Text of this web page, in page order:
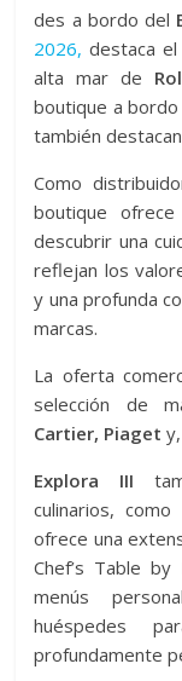
des a bordo del
2026, destaca
alta mar de
boutique a bordo
también
Como
boutique
descubrir una
reflejan los
y una profunda
marcas.
La oferta
selección de
Cartier, Piaget
Explora III
culinarios,
ofrece una
Chef’s Table
menús
huéspedes
profundamente